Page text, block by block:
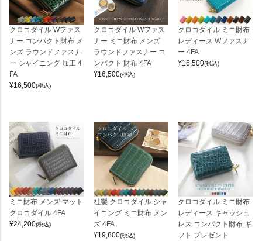
クロコダイル Wファス
ナー コンパクト財布 メ
ンズ ラウンドファスナ
ー シャイニング 加工 4
FA
¥16,500(税込)
クロコダイル Wファス
ナー ミニ財布 メンズ
ラウンドファスナー コ
ンパクト 財布 4FA
¥16,500(税込)
クロコダイル ミニ財布
レディース Wファスナ
ー 4FA
¥16,500(税込)
ミニ財布 メンズ マット
クロコダイル 4FA
¥24,200(税込)
社製 クロコダイル シャ
イニング ミニ財布 メン
ズ 4FA
¥19,800(税込)
クロコダイル ミニ財布
レディース キャッシュ
レス コンパクト財布 ギ
フト プレゼント